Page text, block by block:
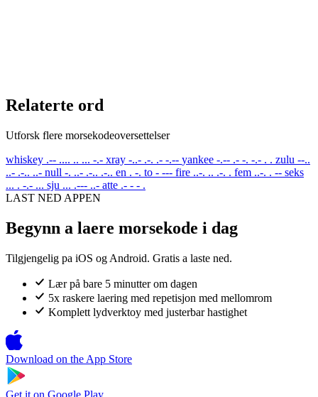
Relaterte ord
Utforsk flere morsekodeoversettelser
whiskey .-- .... .. ... -.- xray -..- .-. .- -.-- yankee -.-- .- -. -.- . . zulu --..
..- .-.. ..- null -. ..- .-.. .-.. en . -. to - --- fire ..-. .. .-. . fem ..-. . -- seks
... . -.- ... sju ... .--- ..- atte .- - - .
LAST NED APPEN
Begynn a laere morsekode i dag
Tilgjengelig pa iOS og Android. Gratis a laste ned.
Lær på bare 5 minutter om dagen
5x raskere laering med repetisjon med mellomrom
Komplett lydverktoy med justerbar hastighet
Download on the App Store
Get it on Google Play